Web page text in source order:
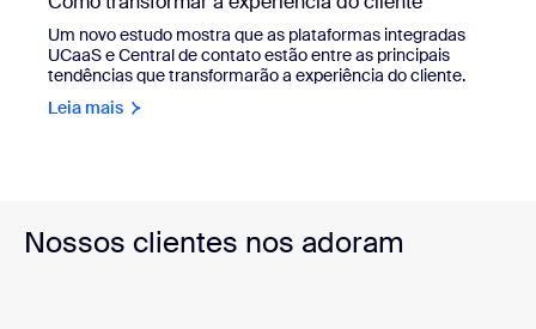
Um novo estudo mostra que as plataformas integradas
UCaaS e Central de contato estão entre as principais
tendências que transformarão a experiência do cliente.
Leia mais
Nossos clientes nos adoram